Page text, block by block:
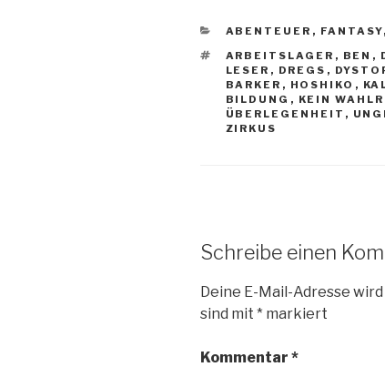
KATEGORIEN
ABENTEUER , FANTASY,
SCHLAGWÖRTER
ARBEITSLAGER , BEN ,
LESER , DREGS ,
BARKER , HOSHIKO ,
BILDUNG , KEIN
ÜBERLEGENHEIT ,
ZIRKUS
Schreibe einen
Deine E-Mail-Adresse
sind mit * markiert
Kommentar *